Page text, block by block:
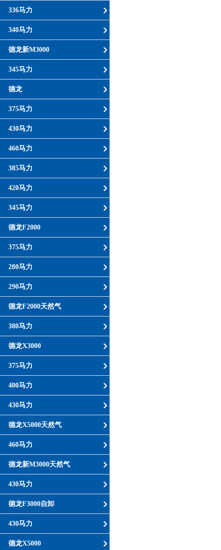
336马力
340马力
德龙新M3000
345马力
德龙
375马力
430马力
460马力
385马力
420马力
345马力
德龙F2000
375马力
280马力
290马力
德龙F2000天然气
380马力
德龙X3000
375马力
400马力
430马力
德龙X5000天然气
460马力
德龙新M3000天然气
430马力
德龙F3000自卸
430马力
德龙X5000